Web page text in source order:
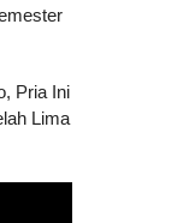
Pria Ini
Lima